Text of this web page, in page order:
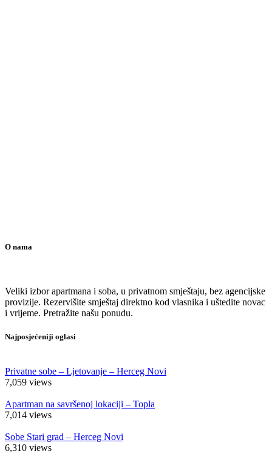
O nama
Veliki izbor apartmana i soba, u privatnom smještaju, bez agencijske
provizije. Rezervišite smještaj direktno kod vlasnika i uštedite novac
i vrijeme. Pretražite našu ponudu.
Najposjećeniji oglasi
Privatne sobe – Ljetovanje – Herceg Novi
7,059 views
Apartman na savršenoj lokaciji – Topla
7,014 views
Sobe Stari grad – Herceg Novi
6,310 views